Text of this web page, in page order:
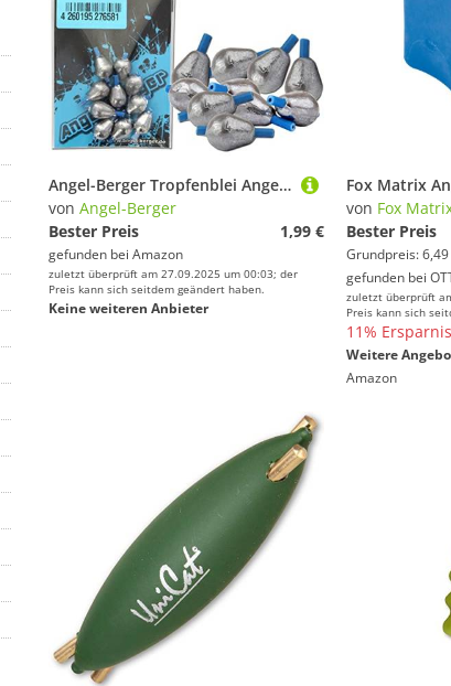
Angel-Berger Tropfenblei Angelblei Blei (3g)
von Angel-Berger
Bester Preis
1,99 €
gefunden bei Amazon
zuletzt überprüft am 27.09.2025 um 00:03; der
Preis kann sich seitdem geändert haben.
Keine weiteren Anbieter
von Fox
Bester Preis
Grundpreis:
gefunden bei
zuletzt überprüft
Preis kann sich
11% Ersparnis
Weitere
Amazon